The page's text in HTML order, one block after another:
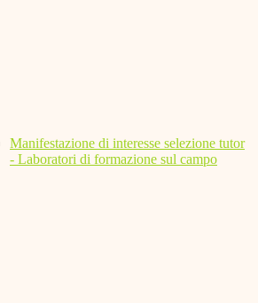
Manifestazione di interesse selezione tutor
- Laboratori di formazione sul campo